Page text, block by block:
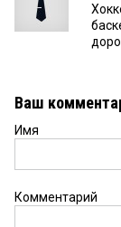
Ваш
Имя
Комментарий